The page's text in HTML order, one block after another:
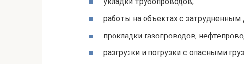
работы на объектах с затрудненным
прокладки газопроводов,
разгрузки и погрузки с опасными